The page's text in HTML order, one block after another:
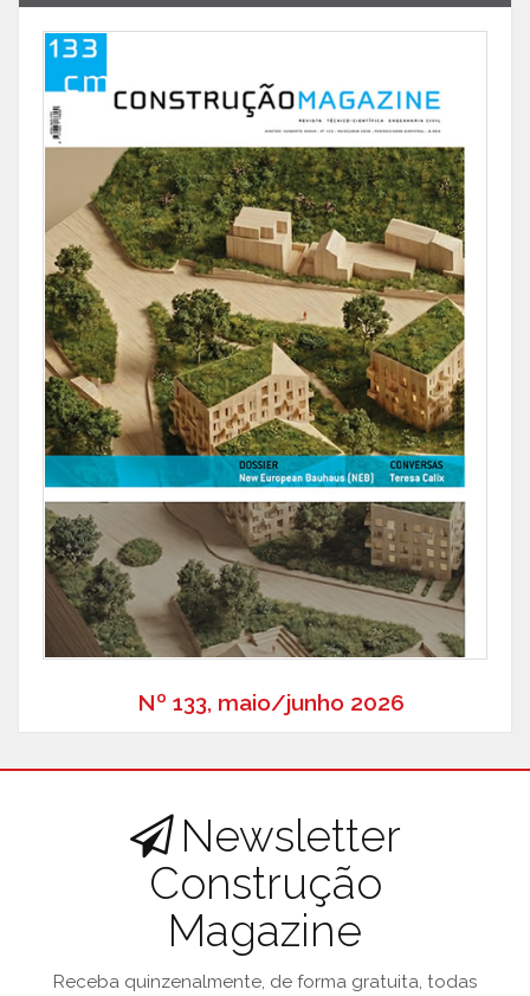
Nº 133, maio/junho 2026
Newsletter
Construção
Magazine
Receba quinzenalmente, de forma gratuita, todas